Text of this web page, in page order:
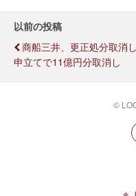
以前の投稿
商船三井、更正処分取消し
申立てで11億円分取消し
©